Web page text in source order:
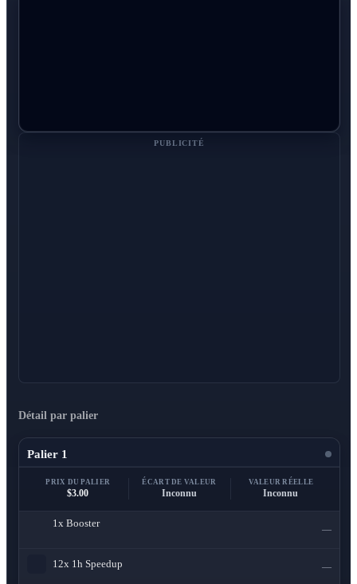
PUBLICITÉ
Détail par palier
Palier 1
PRIX DU PALIER
$3.00
ÉCART DE VALEUR
Inconnu
VALEUR RÉELLE
Inconnu
1x Booster
—
12x 1h Speedup —